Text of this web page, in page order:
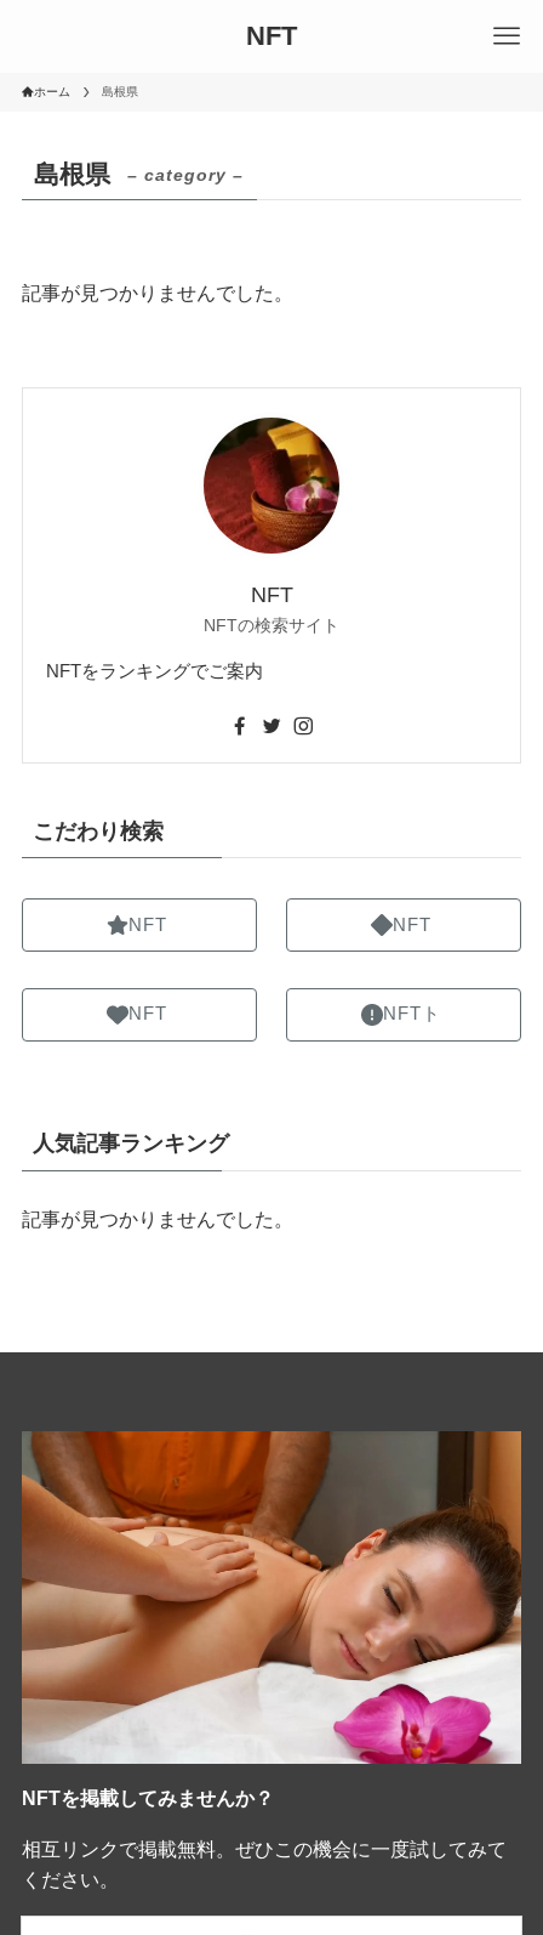
NFT
ホーム 島根県
島根県 – category –
記事が見つかりませんでした。
NFT
NFTの検索サイト
NFTをランキングでご案内
こだわり検索
NFT
NFT
NFT
NFTト
人気記事ランキング
記事が見つかりませんでした。
NFTを掲載してみませんか？
相互リンクで掲載無料。ぜひこの機会に一度試してみて
ください。